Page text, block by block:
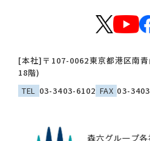
[本社] 〒107-0062東京都港区南
18階)
TEL
03-3403-6102 FAX 03-